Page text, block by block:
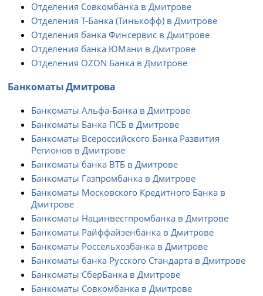
Отделения Совкомбанка в Дмитрове
Отделения Т-Банка (Тинькофф) в Дмитрове
Отделения банка Финсервис в Дмитрове
Отделения банка ЮМани в Дмитрове
Отделения OZON Банка в Дмитрове
Банкоматы Дмитрова
Банкоматы Альфа-Банка в Дмитрове
Банкоматы Банка ПСБ в Дмитрове
Банкоматы Всероссийского Банка Развития
Регионов в Дмитрове
Банкоматы банка ВТБ в Дмитрове
Банкоматы Газпромбанка в Дмитрове
Банкоматы Московского Кредитного Банка в
Дмитрове
Банкоматы Нацинвестпромбанка в Дмитрове
Банкоматы Райффайзенбанка в Дмитрове
Банкоматы Россельхозбанка в Дмитрове
Банкоматы банка Русского Стандарта в Дмитрове
Банкоматы СберБанка в Дмитрове
Банкоматы Совкомбанка в Дмитрове